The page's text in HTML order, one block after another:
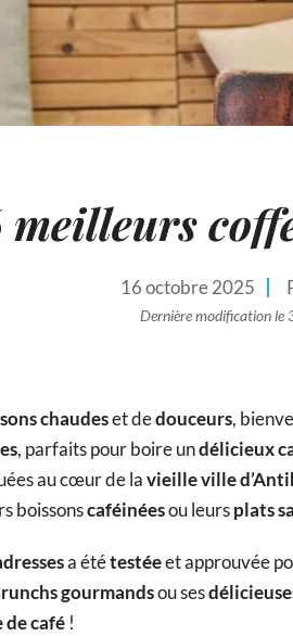
meilleurs
16 octobre 2025
Dernière modification le
chaudeset dedouceurs,
, parfaits pour boire undélicieux
au cœur de lavieille ville
boissonscaféinéesou leursplats
a ététestéeet approuvée
gourmandsou ses
de café !